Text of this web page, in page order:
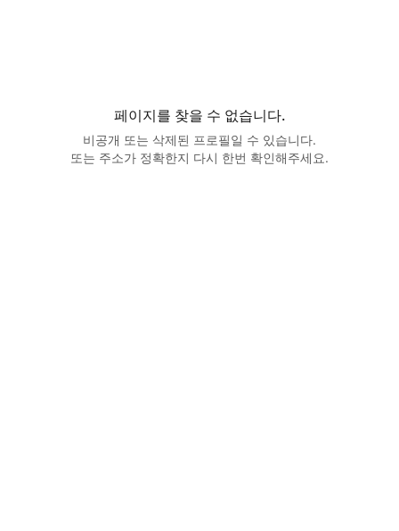
페이지를 찾을 수 없습니다.
비공개 또는 삭제된 프로필일 수 있습니다.
또는 주소가 정확한지 다시 한번 확인해주세요.